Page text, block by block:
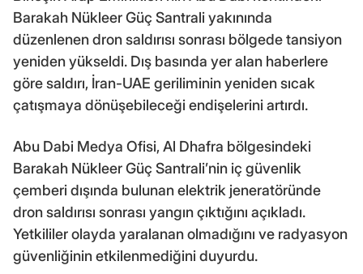
Barakah Nükleer Güç Santrali yakınında
düzenlenen dron saldırısı sonrası bölgede tansiyon
yeniden yükseldi. Dış basında yer alan haberlere
göre saldırı, İran-UAE geriliminin yeniden sıcak
çatışmaya dönüşebileceği endişelerini artırdı.
Abu Dabi Medya Ofisi, Al Dhafra bölgesindeki
Barakah Nükleer Güç Santrali’nin iç güvenlik
çemberi dışında bulunan elektrik jeneratöründe
dron saldırısı sonrası yangın çıktığını açıkladı.
Yetkililer olayda yaralanan olmadığını ve radyasyon
güvenliğinin etkilenmediğini duyurdu.